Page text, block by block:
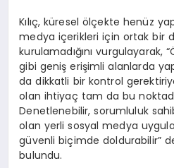
Kılıç, küresel ölçekte henüz
medya içerikleri için ortak bir
kurulamadığını vurgulayarak,
gibi geniş erişimli alanlarda
da dikkatli bir kontrol
olan ihtiyaç tam da bu
Denetlenebilir, sorumluluk
olan yerli sosyal medya
güvenli biçimde doldurabilir”
bulundu.